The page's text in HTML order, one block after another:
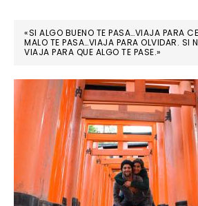
«SI ALGO BUENO TE PASA…VIAJA PARA
MALO TE PASA…VIAJA PARA OLVIDAR. SI
VIAJA PARA QUE ALGO TE PASE.»